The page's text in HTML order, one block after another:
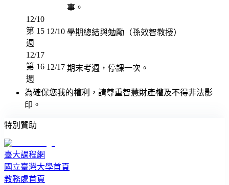
事。
12/10
第 15
週
12/10 學期總結與勉勵（孫效智教授）
12/17
第 16
週
12/17 期末考週，停課一次。
為確保您我的權利，請尊重智慧財產權及不得非法影
印。
特別贊助
臺大課程網
國立臺灣大學首頁
教務處首頁